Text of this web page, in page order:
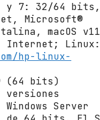
8 y 7: 32/64
Microsoft®
macOS
Internet;
hp-linux-
(64 bits)
Server